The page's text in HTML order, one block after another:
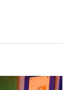
들에게 새해